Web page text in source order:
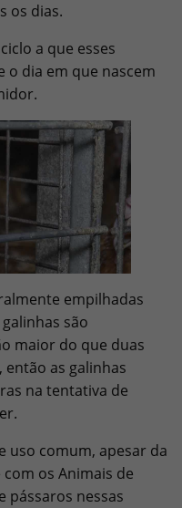
os dias.
a que esses
o dia em que nascem
empilhadas
são
maior do que duas
as galinhas
na tentativa de
uso comum, apesar da
os Animais de
pássaros nessas